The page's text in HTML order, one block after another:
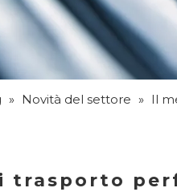
» Novità del settore » Il
trasporto